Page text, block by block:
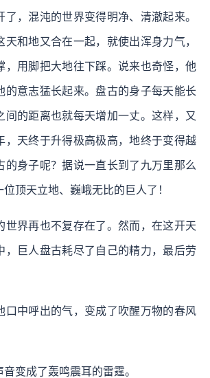
了，混沌的世界变得明净、清澈起来。
天和地又合在一起，就使出浑身力气，
，用脚把大地往下踩。说来也奇怪，他
的意志猛长起来。盘古的身子每天能长
间的距离也就每天增加一丈。这样，又
，天终于升得极高极高，地终于变得越
的身子呢？据说一直长到了九万里那么
顶天立地、巍峨无比的巨人了！
世界再也不复存在了。然而，在这开天
，巨人盘古耗尽了自己的精力，最后劳
口中呼出的气，变成了吹醒万物的春风
变成了轰鸣震耳的雷霆。